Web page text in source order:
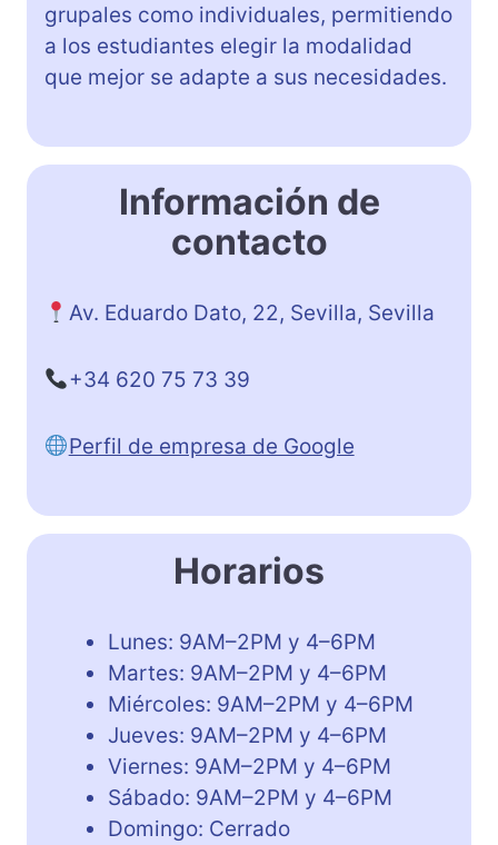
grupales como individuales, permitiendo
a los estudiantes elegir la modalidad
que mejor se adapte a sus necesidades.
Información de
contacto
Av. Eduardo Dato, 22, Sevilla, Sevilla
+34 620 75 73 39
Perfil de empresa de Google
Horarios
Lunes: 9AM–2PM y 4–6PM
Martes: 9AM–2PM y 4–6PM
Miércoles: 9AM–2PM y 4–6PM
Jueves: 9AM–2PM y 4–6PM
Viernes: 9AM–2PM y 4–6PM
Sábado: 9AM–2PM y 4–6PM
Domingo: Cerrado